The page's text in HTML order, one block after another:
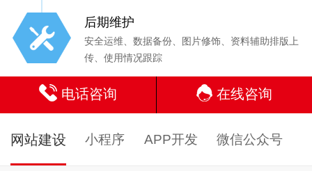
后期维护
安全运维、数据备份、图片修饰、资料辅助排版上
传、使用情况跟踪
电话咨询 在线咨询
网站建设 小程序 APP开发 微信公众号